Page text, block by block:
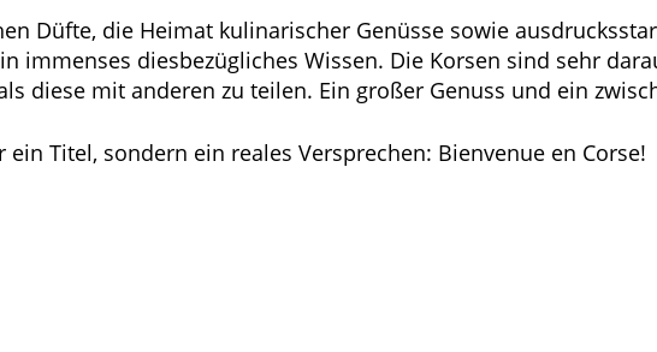
Düfte, die Heimat kulinarischer Genüsse sowie
immenses diesbezügliches Wissen. Die Korsen sind sehr
diese mit anderen zu teilen. Ein großer Genuss und ein
Titel, sondern ein reales Versprechen: Bienvenue en Corse!